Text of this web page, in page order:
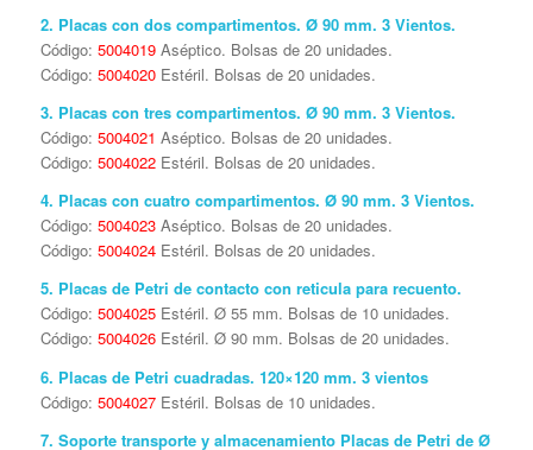
2. Placas con dos compartimentos. Ø 90 mm. 3 Vientos.
Código: 5004019Aséptico. Bolsas de 20 unidades.
Código: 5004020Estéril. Bolsas de 20 unidades.
3. Placas con tres compartimentos. Ø 90 mm. 3 Vientos.
Código: 5004021 Aséptico. Bolsas de 20 unidades.
Código: 5004022Estéril. Bolsas de 20 unidades.
4. Placas con cuatro compartimentos. Ø 90 mm. 3 Vientos.
Código: 5004023Aséptico. Bolsas de 20 unidades.
Código: 5004024Estéril. Bolsas de 20 unidades.
5. Placas de Petri de contacto con reticula para recuento.
Código: 5004025Estéril. Ø 55 mm. Bolsas de 10 unidades.
Código: 5004026Estéril. Ø 90 mm. Bolsas de 20 unidades.
6. Placas de Petri cuadradas. 120×120 mm. 3 vientos
Código: 5004027Estéril. Bolsas de 10 unidades.
7. Soporte transporte y almacenamiento Placas de Petri de Ø